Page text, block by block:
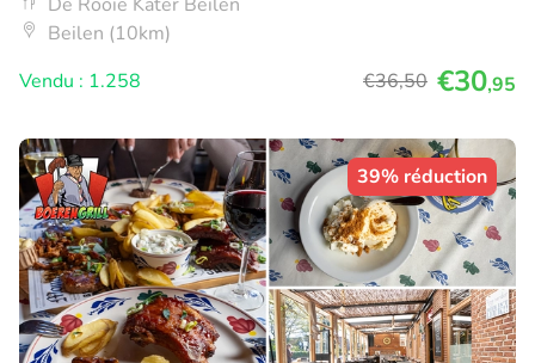
Beilen (10km)
Vendu : 1.258
€36,50 €30,95
39% réduction